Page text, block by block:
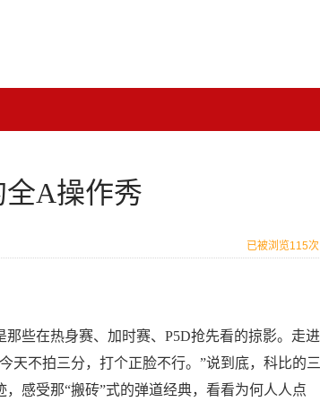
A操作秀
已被浏览115次
些在热身赛、加时赛、P5D抢先看的掠影。走进
不拍三分，打个正脸不行。”说到底，科比的三
感受那“搬砖”式的弹道经典，看看为何人人点